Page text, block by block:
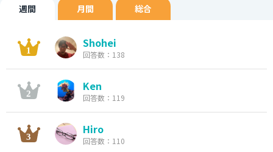
週間 月間 総合
Shohei
回答数：138
Ken
回答数：119
Hiro
回答数：110